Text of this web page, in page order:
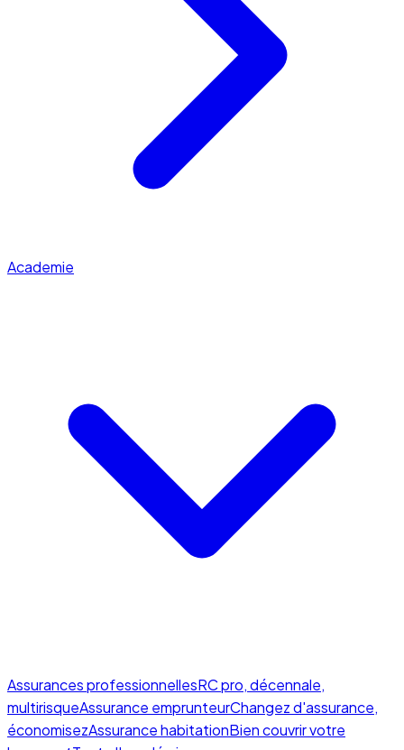
Academie
Assurances professionnellesRC pro, décennale,
multirisqueAssurance emprunteurChangez d'assurance,
économisezAssurance habitationBien couvrir votre